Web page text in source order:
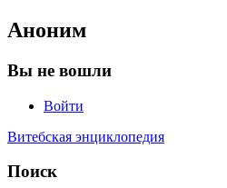
Аноним
Вы не вошли
Войти
Витебская энциклопедия
Поиск